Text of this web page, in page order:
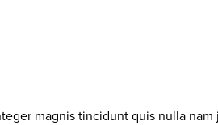
magnis tincidunt quis nulla